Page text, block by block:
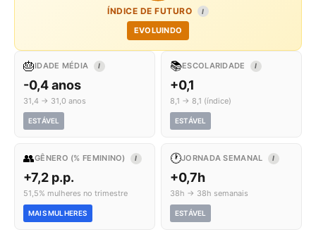
ÍNDICE DE FUTURO I
EVOLUINDO
🎂IDADE MÉDIA I
-0,4 anos
31,4 → 31,0 anos
ESTÁVEL
📚ESCOLARIDADE I
+0,1
8,1 → 8,1 (índice)
ESTÁVEL
👥GÊNERO (% FEMININO) I
+7,2 p.p.
51,5% mulheres no trimestre
MAIS MULHERES
🕐JORNADA SEMANAL I
+0,7h
38h → 38h semanais
ESTÁVEL